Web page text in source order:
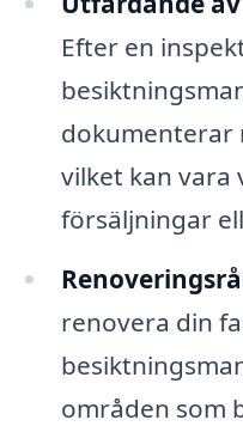
Efter en
dokumenterar
vilket kan
försäljningar
renovera din
områden som